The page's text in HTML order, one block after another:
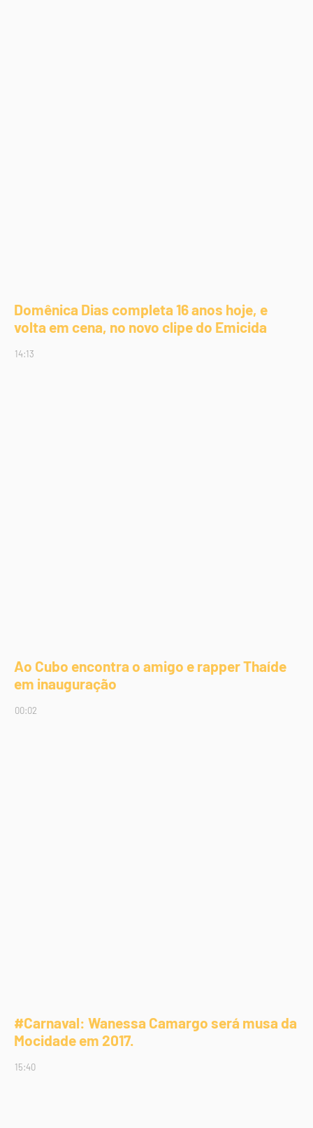
Domênica Dias completa 16 anos hoje, e
volta em cena, no novo clipe do Emicida
14:13
Ao Cubo encontra o amigo e rapper Thaíde
em inauguração
00:02
#Carnaval: Wanessa Camargo será musa da
Mocidade em 2017.
15:40